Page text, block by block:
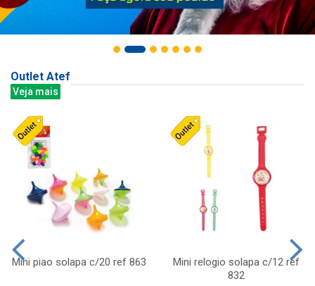
Outlet Atef
Veja mais
Mini piao solapa c/20 ref 863
Mini relogio solapa c/12 ref
832